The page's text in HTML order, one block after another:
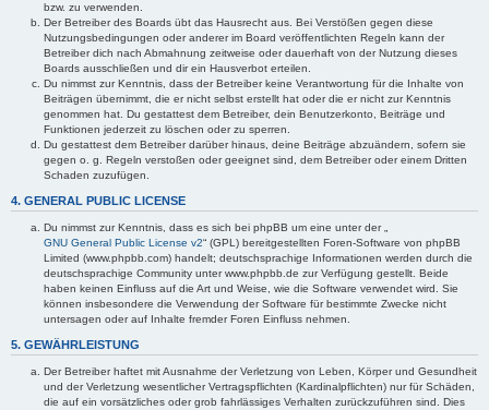
bzw. zu verwenden.
Der Betreiber des Boards übt das Hausrecht aus. Bei Verstößen gegen diese
Nutzungsbedingungen oder anderer im Board veröffentlichten Regeln kann der
Betreiber dich nach Abmahnung zeitweise oder dauerhaft von der Nutzung dieses
Boards ausschließen und dir ein Hausverbot erteilen.
Du nimmst zur Kenntnis, dass der Betreiber keine Verantwortung für die Inhalte von
Beiträgen übernimmt, die er nicht selbst erstellt hat oder die er nicht zur Kenntnis
genommen hat. Du gestattest dem Betreiber, dein Benutzerkonto, Beiträge und
Funktionen jederzeit zu löschen oder zu sperren.
Du gestattest dem Betreiber darüber hinaus, deine Beiträge abzuändern, sofern sie
gegen o. g. Regeln verstoßen oder geeignet sind, dem Betreiber oder einem Dritten
Schaden zuzufügen.
4. GENERAL PUBLIC LICENSE
Du nimmst zur Kenntnis, dass es sich bei phpBB um eine unter der „
GNU General Public License v2“ (GPL) bereitgestellten Foren-Software von phpBB
Limited (www.phpbb.com) handelt; deutschsprachige Informationen werden durch die
deutschsprachige Community unter www.phpbb.de zur Verfügung gestellt. Beide
haben keinen Einfluss auf die Art und Weise, wie die Software verwendet wird. Sie
können insbesondere die Verwendung der Software für bestimmte Zwecke nicht
untersagen oder auf Inhalte fremder Foren Einfluss nehmen.
5. GEWÄHRLEISTUNG
Der Betreiber haftet mit Ausnahme der Verletzung von Leben, Körper und Gesundheit
und der Verletzung wesentlicher Vertragspflichten (Kardinalpflichten) nur für Schäden,
die auf ein vorsätzliches oder grob fahrlässiges Verhalten zurückzuführen sind. Dies